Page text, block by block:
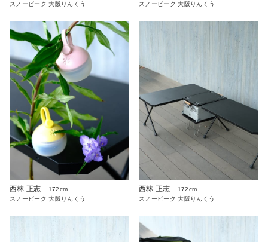
スノーピーク 大阪りんくう
スノーピーク 大阪りんくう
西林 正志
172cm
スノーピーク 大阪りんくう
西林 正志
172cm
スノーピーク 大阪りんくう